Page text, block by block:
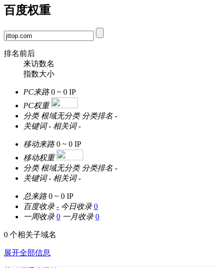
百度权重
排名前后
来访数名
指数大小
PC来路 0 ~ 0 IP
PC权重
分类 根域无分类 分类排名 -
关键词 - 相关词 -
移动来路 0 ~ 0 IP
移动权重
分类 根域无分类 分类排名 -
关键词 - 相关词 -
总来路 0 ~ 0 IP
百度收录 - 今日收录 0
一周收录 0 一月收录 0
0 个相关子域名
展开全部信息